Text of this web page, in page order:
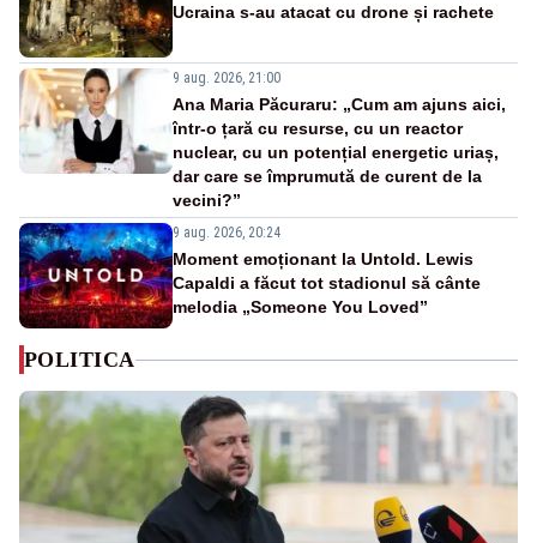
Ucraina s-au atacat cu drone și rachete
9 aug. 2026, 21:00
Ana Maria Păcuraru: „Cum am ajuns aici,
într-o țară cu resurse, cu un reactor
nuclear, cu un potențial energetic uriaș,
dar care se împrumută de curent de la
vecini?”
9 aug. 2026, 20:24
Moment emoționant la Untold. Lewis
Capaldi a făcut tot stadionul să cânte
melodia „Someone You Loved”
POLITICA